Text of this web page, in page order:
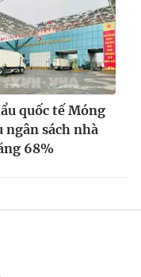
quốc tế Móng
ngân sách nhà
68%